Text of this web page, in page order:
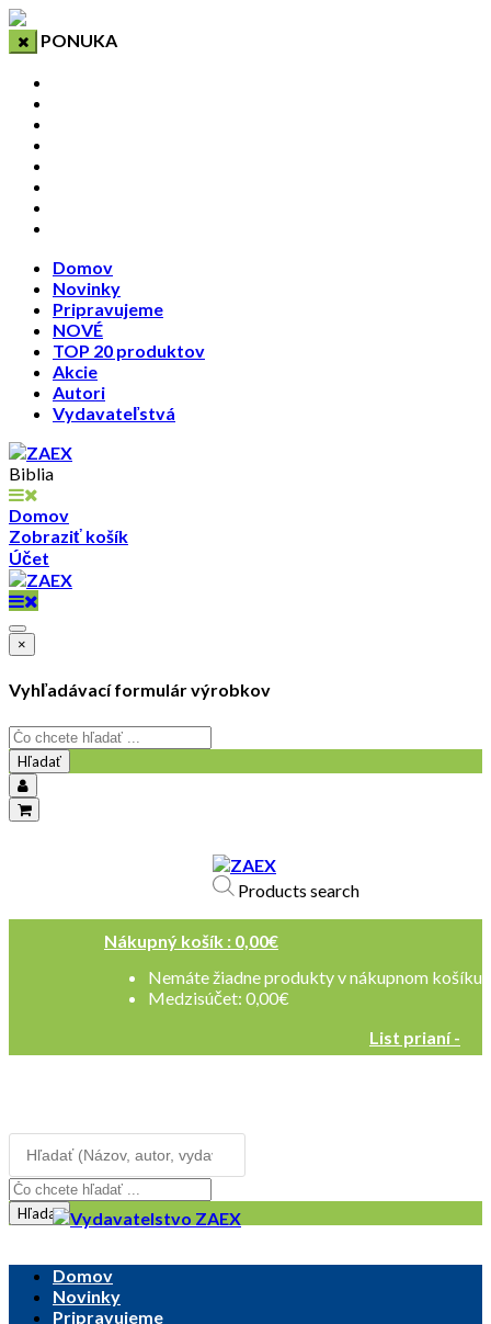
PONUKA
Domov
Novinky
Pripravujeme
NOVÉ
TOP 20 produktov
Akcie
Autori
Vydavateľstvá
Biblia
Domov
Zobraziť košík
Účet
×
Vyhľadávací formulár výrobkov
Hľadať
Nákupný košík : 0,00€
Nemáte žiadne produkty v nákupnom košíku
Medzisúčet: 0,00€
List prianí -
Products search
Hľadať
Domov
Novinky
Pripravujeme